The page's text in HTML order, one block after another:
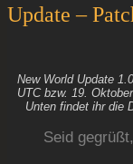
Update –
New World Update
UTC bzw. 19.
Unten findet ihr die
Seid